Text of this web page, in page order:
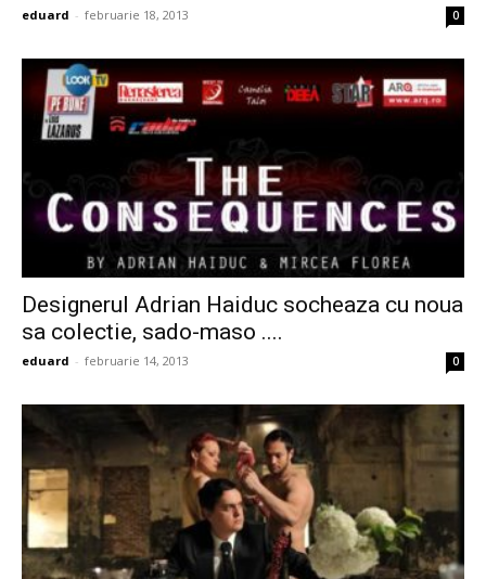
eduard - februarie 18, 2013 0
Designerul Adrian Haiduc socheaza cu noua
sa colectie, sado-maso ....
eduard - februarie 14, 2013 0